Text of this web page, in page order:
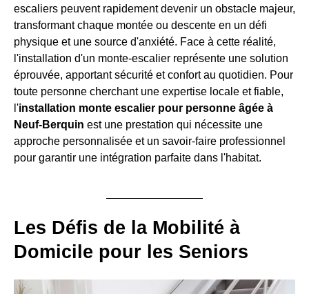
escaliers peuvent rapidement devenir un obstacle majeur,
transformant chaque montée ou descente en un défi
physique et une source d'anxiété. Face à cette réalité,
l'installation d'un monte-escalier représente une solution
éprouvée, apportant sécurité et confort au quotidien. Pour
toute personne cherchant une expertise locale et fiable,
l'installation monte escalier pour personne âgée à
Neuf-Berquin est une prestation qui nécessite une
approche personnalisée et un savoir-faire professionnel
pour garantir une intégration parfaite dans l'habitat.
Les Défis de la Mobilité à
Domicile pour les Seniors